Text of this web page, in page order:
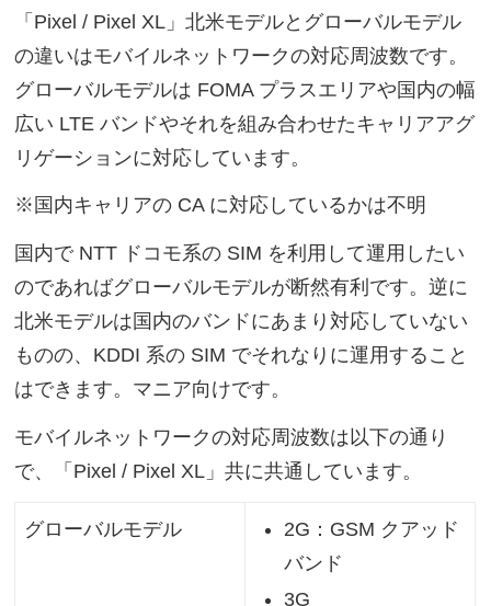
「Pixel / Pixel XL」北米モデルとグローバルモデル
の違いはモバイルネットワークの対応周波数です。
グローバルモデルは FOMA プラスエリアや国内の幅
広い LTE バンドやそれを組み合わせたキャリアアグ
リゲーションに対応しています。
※国内キャリアの CA に対応しているかは不明
国内で NTT ドコモ系の SIM を利用して運用したい
のであればグローバルモデルが断然有利です。逆に
北米モデルは国内のバンドにあまり対応していない
ものの、KDDI 系の SIM でそれなりに運用すること
はできます。マニア向けです。
モバイルネットワークの対応周波数は以下の通り
で、「Pixel / Pixel XL」共に共通しています。
グローバルモデル
2G：GSM クアッド
バンド
3G